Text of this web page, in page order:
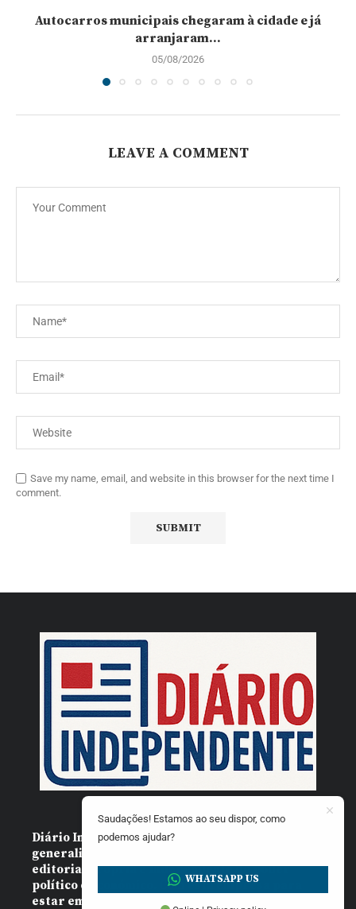
Autocarros municipais chegaram à cidade e já
arranjaram...
05/08/2026
LEAVE A COMMENT
Save my name, email, and website in this browser for the next time I
comment.
Diário Independente (DI)
generalista ao serviço de Angola, com uma linha
editorial própria e Independente do poder
político e económico. Com esta empresa para
estar em contactos:
Saudações! Estamos ao seu dispor, como
podemos ajudar?
WHATSAPP US